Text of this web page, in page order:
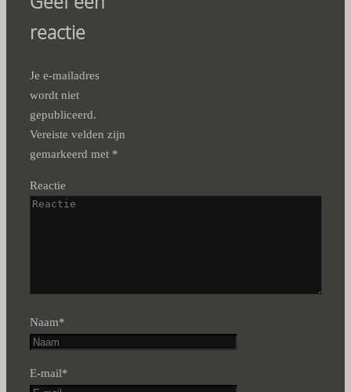
reactie
Je e-mailadres
wordt niet
gepubliceerd.
Vereiste velden zijn
gemarkeerd met *
Reactie
Naam*
E-mail*